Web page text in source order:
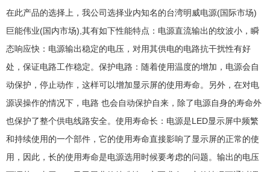
在此产品的选择上，我公司选择业内知名的台湾明威电源(国际市场)
巨能伟业(国内市场),其有如下性能特点：电源直流输出的纹波小，瞬
态响应快：电源输出稳定的电压，对用其供电的电路抗干扰性有好
处，保证电路工作稳定。保护电路：随着使用温度的增加，电源会自
动保护，停止动作，这样可以增加显示屏的使用寿命。另外，在对电
源误操作的情况下，电路 也会自动保护自来，除了电源自身的寿命外
也保护了整个供电线路安全。使用寿命长：电源是LED显示屏中频繁
和持续使用的一个部件，它的使用寿命直接影响了显示屏的正常的使
用，因此，长的使用寿命是电源选用时候要考虑的问题。输出的电压